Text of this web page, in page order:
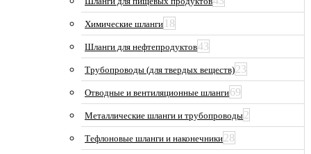
Химические шланги 18
Шланги для нефтепродуктов43
Трубопроводы (для твердых веществ)23
Отводные и вентиляционные шланги69
Металлические шланги и трубопроводы2
Тефлоновые шланги и наконечники28